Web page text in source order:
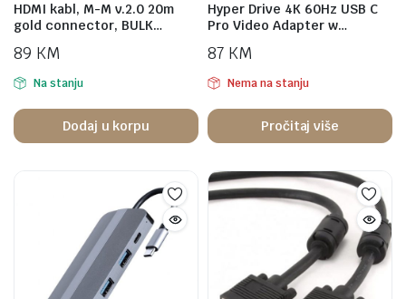
HDMI kabl, M-M v.2.0 20m
gold connector, BULK…
89 KM
Na stanju
Dodaj u korpu
Hyper Drive 4K 60Hz USB C
Pro Video Adapter w…
87 KM
Nema na stanju
Pročitaj više